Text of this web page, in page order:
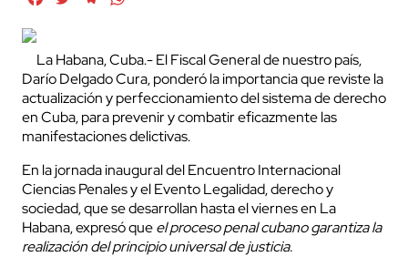
La Habana, Cuba.- El Fiscal General de nuestro país,
Darío Delgado Cura, ponderó la importancia que reviste la
actualización y perfeccionamiento del sistema de derecho
en Cuba, para prevenir y combatir eficazmente las
manifestaciones delictivas.
En la jornada inaugural del Encuentro Internacional
Ciencias Penales y el Evento Legalidad, derecho y
sociedad, que se desarrollan hasta el viernes en La
Habana, expresó queel proceso penal cubano garantiza la
realización del principio universal de justicia.